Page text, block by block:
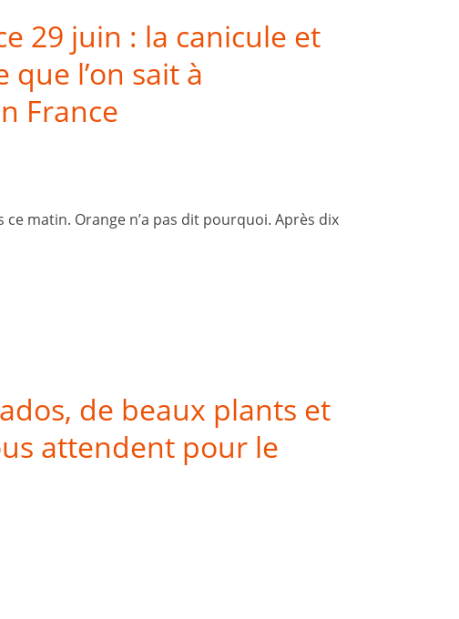
29 juin : la canicule et
que l’on sait à
France
matin. Orange n’a pas dit pourquoi. Après dix
de beaux plants et
attendent pour le